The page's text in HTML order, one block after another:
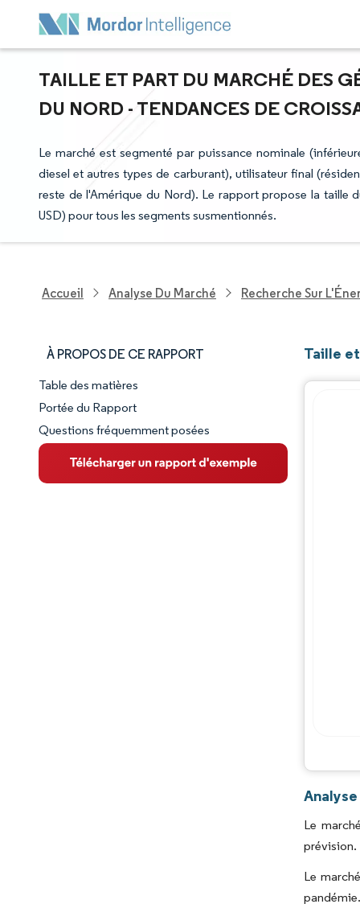
TAILLE ET PART DU MARCHÉ DES
DU NORD - TENDANCES DE
Le marché est segmenté par puissance nominale
diesel et autres types de carburant), utilisateur final
reste de l'Amérique du Nord). Le rapport propose la taille
USD) pour tous les segments susmentionnés.
Accueil Analyse Du Marché Recherche Sur
À PROPOS DE CE RAPPORT
Aperçu du marché
VUE D’ENSEMBLE DU MARCHÉ
Principales tendances du marché
Table des matières
Portée du Rapport
Questions fréquemment posées
Taille
Le
prévision.
Le
pandémie.